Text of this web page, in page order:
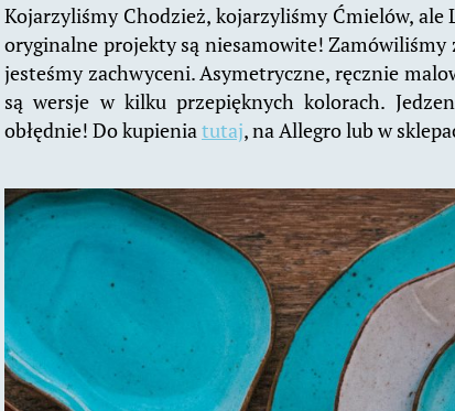
Kojarzyliśmy Chodzież, kojarzyliśmy Ćmielów,
oryginalne projekty są niesamowite! Zamówiliśmy
jesteśmy zachwyceni. Asymetryczne, ręcznie
są wersje w kilku przepięknych kolorach.
obłędnie! Do kupieniatutaj, na Allegro lub w